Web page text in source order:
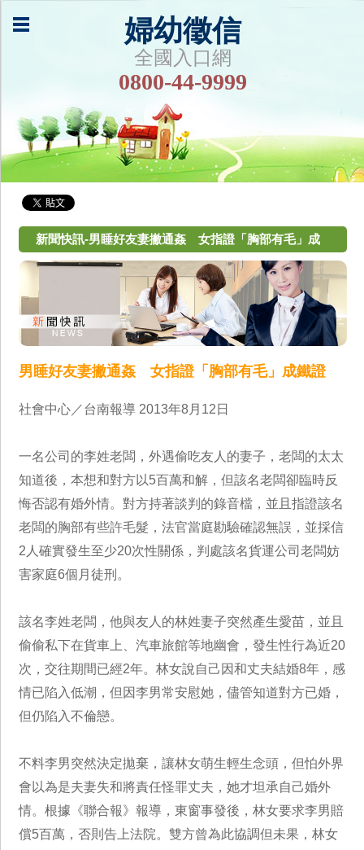
婦幼徵信
全國入口網
0800-44-9999
新聞快訊-男睡好友妻撇通姦 女指證「胸部有毛」成
鐵證
男睡好友妻撇通姦 女指證「胸部有毛」成鐵證
社會中心／台南報導 2013年8月12日
一名公司的李姓老闆，外遇偷吃友人的妻子，老闆的太太
知道後，本想和對方以5百萬和解，但該名老闆卻臨時反
悔否認有婚外情。對方持著談判的錄音檔，並且指證該名
老闆的胸部有些許毛髮，法官當庭勘驗確認無誤，並採信
2人確實發生至少20次性關係，判處該名貨運公司老闆妨
害家庭6個月徒刑。
該名李姓老闆，他與友人的林姓妻子突然產生愛苗，並且
偷偷私下在貨車上、汽車旅館等地幽會，發生性行為近20
次，交往期間已經2年。林女說自己因和丈夫結婚8年，感
情已陷入低潮，但因李男常安慰她，儘管知道對方已婚，
但仍陷入不倫戀。
不料李男突然決定拋棄，讓林女萌生輕生念頭，但怕外界
會以為是夫妻失和將責任怪罪丈夫，她才坦承自己婚外
情。根據《聯合報》報導，東窗事發後，林女要求李男賠
償5百萬，否則告上法院。雙方曾為此協調但未果，林女